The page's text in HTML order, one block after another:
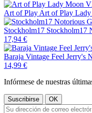
Art of Play Art of Play
Stockholm17 Stockholm17
17,94 €
Baraja Vintage Feel Jerry's
14,99 €
Infórmese de nuestras